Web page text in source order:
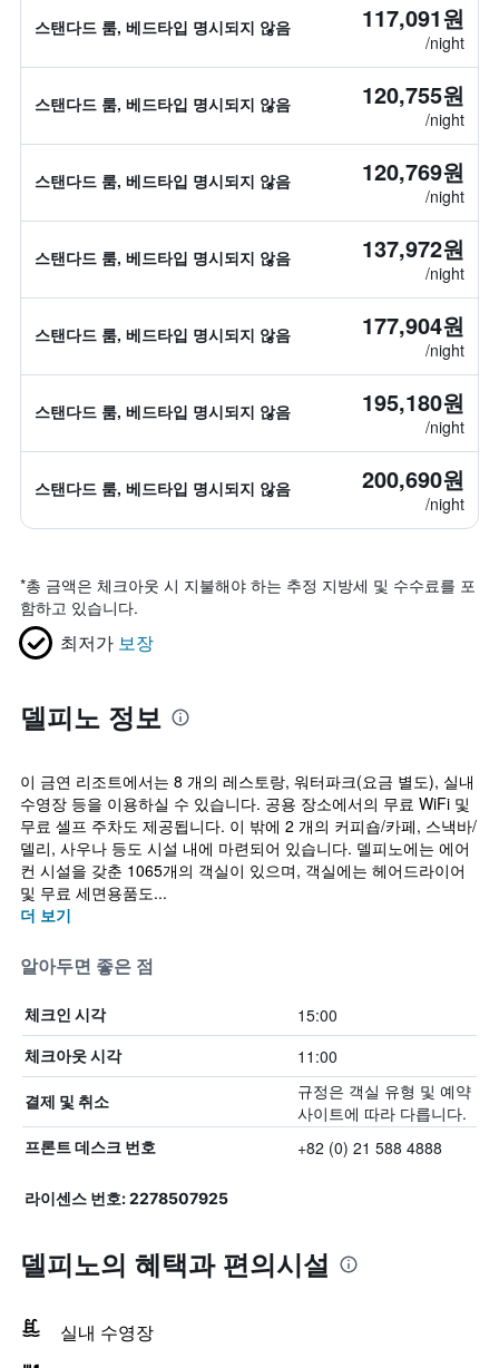
스탠다드 룸, 베드타입 명시되지 않음 117,091원
/night
스탠다드 룸, 베드타입 명시되지 않음 120,755원
/night
스탠다드 룸, 베드타입 명시되지 않음 120,769원
/night
스탠다드 룸, 베드타입 명시되지 않음 137,972원
/night
스탠다드 룸, 베드타입 명시되지 않음 177,904원
/night
스탠다드 룸, 베드타입 명시되지 않음 195,180원
/night
스탠다드 룸, 베드타입 명시되지 않음 200,690원
/night
*총 금액은 체크아웃 시 지불해야 하는 추정 지방세 및 수수료를 포
함하고 있습니다.
최저가 보장
델피노 정보
이 금연 리조트에서는 8 개의 레스토랑, 워터파크(요금 별도), 실내
수영장 등을 이용하실 수 있습니다. 공용 장소에서의 무료 WiFi 및
무료 셀프 주차도 제공됩니다. 이 밖에 2 개의 커피숍/카페, 스낵바/
델리, 사우나 등도 시설 내에 마련되어 있습니다. 델피노에는 에어
컨 시설을 갖춘 1065개의 객실이 있으며, 객실에는 헤어드라이어
및 무료 세면용품도...
더 보기
알아두면 좋은 점
체크인 시각 15:00
체크아웃 시각 11:00
결제 및 취소
규정은 객실 유형 및 예약
사이트에 따라 다릅니다.
프론트 데스크 번호 +82 (0) 21 588 4888
라이센스 번호: 2278507925
델피노의 혜택​과 편의시설
실내 수영장